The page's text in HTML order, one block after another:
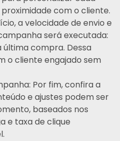
com o cliente.
a velocidade de envio e
será executada:
última compra. Dessa
o cliente engajado sem
Por fim, confira a
e ajustes podem ser
baseados nos
e taxa de clique